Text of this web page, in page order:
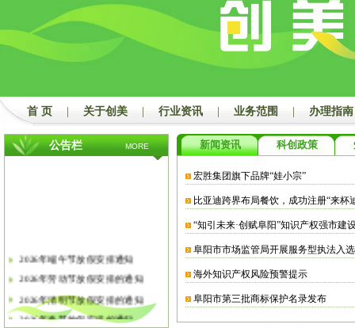
首 页 关于创美 行业资讯 业务范围 办理指南
公告栏 MORE
2026年端午节放假安排通知
2026年劳动节放假安排的通知
2026年清明节放假安排的通知
2026年春节放假安排的通知
新闻资讯 科创政策
宏胜集团旗下品牌“娃小宗”
比亚迪跨界布局餐饮，成功注册“来杯
“知引未来·创赋阜阳”知识产权强市建
阜阳市市场监管局开展服务型执法入
海外知识产权风险预警提示
阜阳市第三批商标保护名录发布